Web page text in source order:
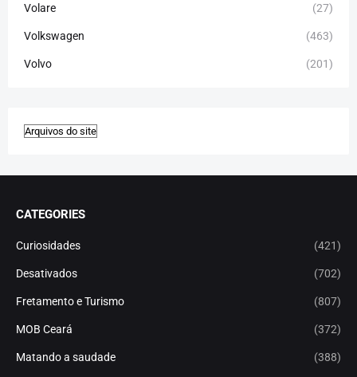
Volare (27)
Volkswagen (463)
Volvo (201)
CATEGORIES
Curiosidades (421)
Desativados (702)
Fretamento e Turismo (807)
MOB Ceará (372)
Matando a saudade (388)